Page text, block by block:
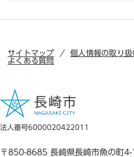
サイトマップ 個人情報の取り扱
よくある質問
法人番号6000020422011
〒850-8685 長崎県長崎市魚の町4-1